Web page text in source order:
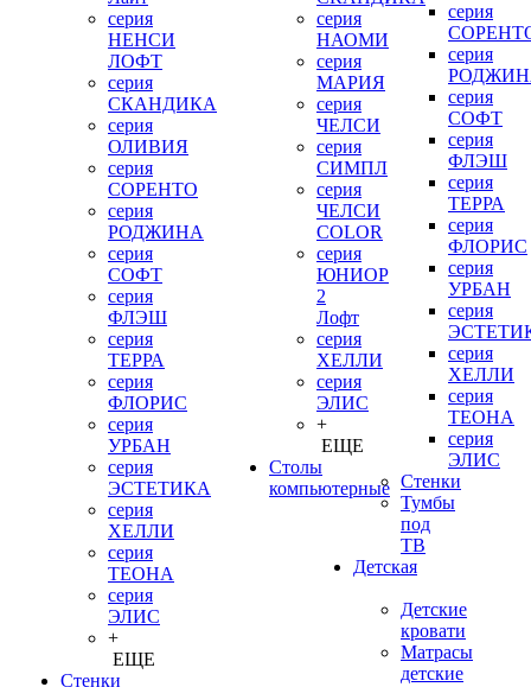
серия
НЕНСИ
ЛОФТ
серия
СКАНДИКА
серия
ОЛИВИЯ
серия
СОРЕНТО
серия
РОДЖИНА
серия
СОФТ
серия
ФЛЭШ
серия
ТЕРРА
серия
ФЛОРИС
серия
УРБАН
серия
ЭСТЕТИКА
серия
ХЕЛЛИ
серия
ТЕОНА
серия
ЭЛИС
+
ЕЩЕ
Стенки
серия
НАОМИ
серия
МАРИЯ
серия
ЧЕЛСИ
серия
СИМПЛ
серия
ЧЕЛСИ
COLOR
серия
ЮНИОР
2
Лофт
серия
ХЕЛЛИ
серия
ЭЛИС
+
ЕЩЕ
Столы
компьютерные
серия
серия
серия
СОФТ
серия
ФЛЭШ
серия
ТЕРРА
серия
ФЛОРИС
серия
УРБАН
серия
серия
ХЕЛЛИ
серия
ТЕОНА
серия
ЭЛИС
Стенки
Тумбы
под
ТВ
Детская
Детские
кровати
Матрасы
детские